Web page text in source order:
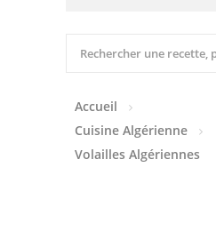
Entrées Froides
Tajines
Accueil
Cuisine Algérienne
Volailles Algériennes